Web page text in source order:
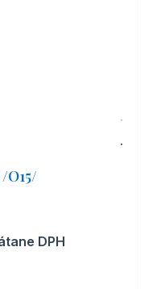
O15/
DPH